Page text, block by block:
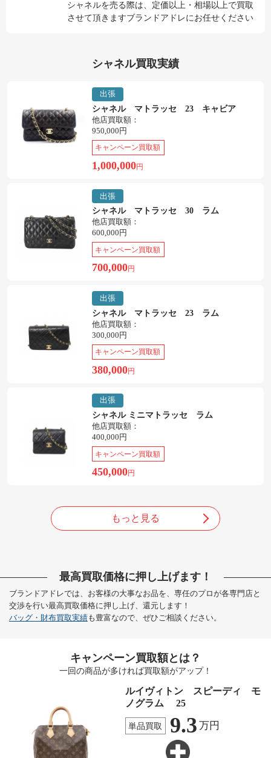
シャネルを売る際は、定価以上・相場以上で買取
させて頂きますブランドアドレにお任せください
シャネル買取実績
出張
シャネル マトラッセ 23 キャビア
他店買取額：
950,000円
キャンペーン買取額
1,000,000円
出張
シャネル マトラッセ 30 ラム
他店買取額：
600,000円
キャンペーン買取額
700,000円
出張
シャネル マトラッセ 23 ラム
他店買取額：
300,000円
キャンペーン買取額
380,000円
出張
シャネル ミニマトラッセ ラム
他店買取額：
400,000円
キャンペーン買取額
450,000円
もっと見る
最高買取価格に押し上げます！
ブランドアドレでは、お客様の大事なお品を、専任のプロが各専門店と
交渉を行い最高買取価格に押し上げ、還元します！
バッグ・財布買取実績も豊富なので、ぜひご相談ください。
キャンペーン買取額とは？
一回の商品が多ければ買取額がアップ！
ルイヴィトン スピーディ モ
ノグラム 25
単品買取 9.3 万円